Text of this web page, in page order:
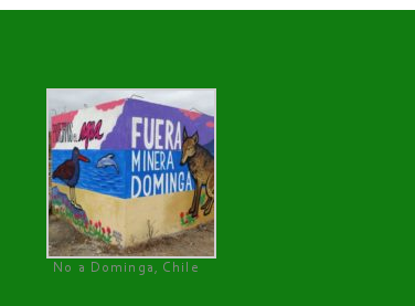
No a Dominga, Chile